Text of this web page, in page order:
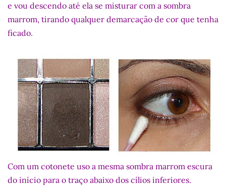
e vou descendo até ela se misturar com a sombra
marrom, tirando qualquer demarcação de cor que tenha
ficado.
Com um cotonete uso a mesma sombra marrom escura
do início para o traço abaixo dos cílios inferiores.